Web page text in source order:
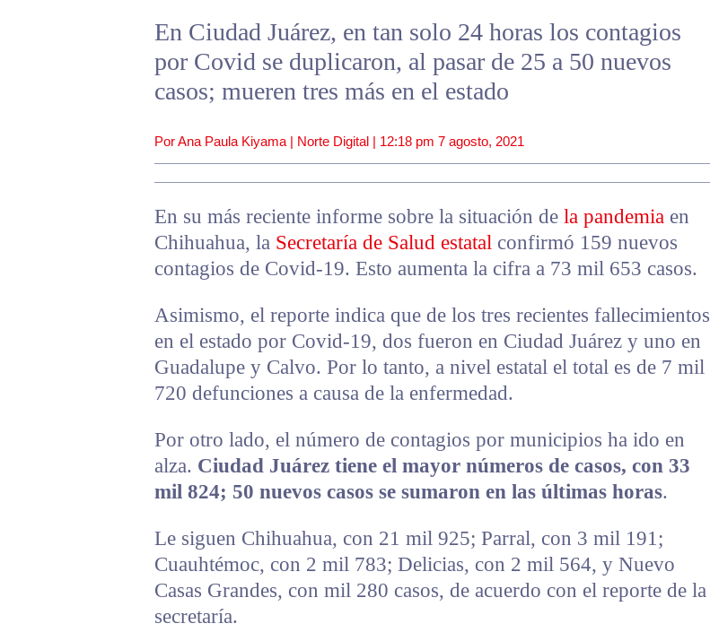
En Ciudad Juárez, en tan solo 24 horas los contagios
por Covid se duplicaron, al pasar de 25 a 50 nuevos
casos; mueren tres más en el estado
Por Ana Paula Kiyama | Norte Digital | 12:18 pm 7 agosto, 2021
En su más reciente informe sobre la situación de la pandemia en
Chihuahua, la Secretaría de Salud estatal confirmó 159 nuevos
contagios de Covid-19. Esto aumenta la cifra a 73 mil 653 casos.
Asimismo, el reporte indica que de los tres recientes fallecimientos
en el estado por Covid-19, dos fueron en Ciudad Juárez y uno en
Guadalupe y Calvo. Por lo tanto, a nivel estatal el total es de 7 mil
720 defunciones a causa de la enfermedad.
Por otro lado, el número de contagios por municipios ha ido en
alza. Ciudad Juárez tiene el mayor números de casos, con 33
mil 824; 50 nuevos casos se sumaron en las últimas horas.
Le siguen Chihuahua, con 21 mil 925; Parral, con 3 mil 191;
Cuauhtémoc, con 2 mil 783; Delicias, con 2 mil 564, y Nuevo
Casas Grandes, con mil 280 casos, de acuerdo con el reporte de la
secretaría.